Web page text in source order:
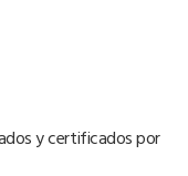
y certificados por